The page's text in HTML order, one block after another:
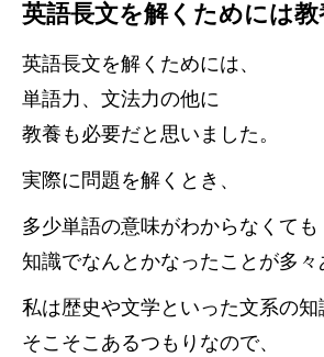
英語長文を解くためには
英語長文を解くためには、
単語力、文法力の他に
教養も必要だと思いました。
実際に問題を解くとき、
多少単語の意味がわからなくても
知識でなんとかなったことが多々
私は歴史や文学といった文系の知
そこそこあるつもりなので、